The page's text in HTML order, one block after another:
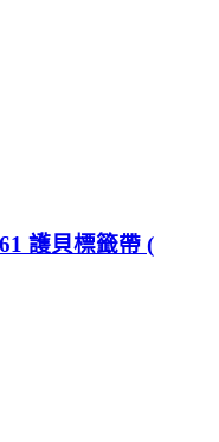
護貝標籤帶 (